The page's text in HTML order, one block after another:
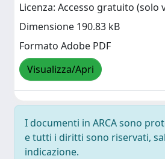
Licenza: Accesso gratuito (solo
Dimensione 190.83 kB
Formato Adobe PDF
Visualizza/Apri
I documenti in ARCA sono
e tutti i diritti sono riservati,
indicazione.